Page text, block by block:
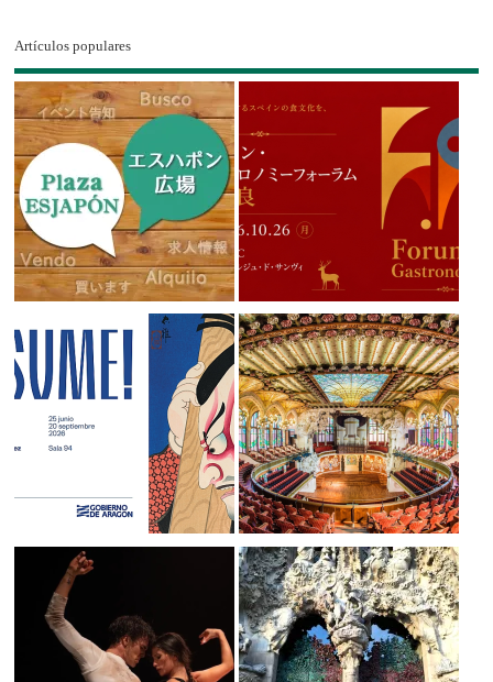
Artículos populares